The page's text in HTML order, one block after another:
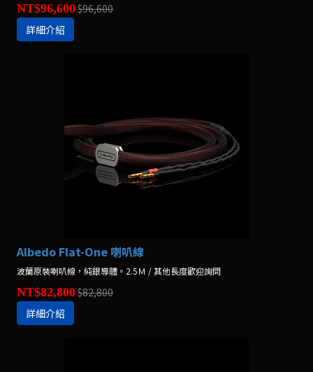
NT$96,600$96,600
詳細介紹
Albedo Flat-One 喇叭線
波蘭原裝喇叭線，純銀導體。2.5Ｍ / 其他長度歡迎詢問
NT$82,800$82,800
詳細介紹